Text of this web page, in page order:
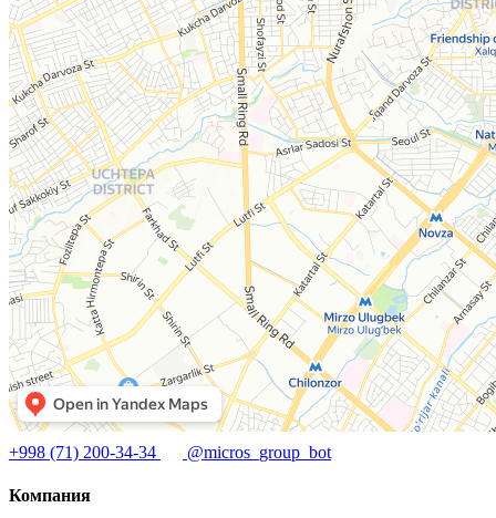
+998 (71) 200-34-34 @micros_group_bot
Компания